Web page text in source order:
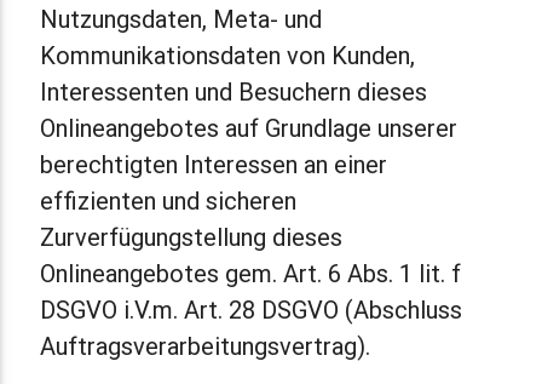
Nutzungsdaten, Meta- und
Kommunikationsdaten von Kunden,
Interessenten und Besuchern dieses
Onlineangebotes auf Grundlage unserer
berechtigten Interessen an einer
effizienten und sicheren
Zurverfügungstellung dieses
Onlineangebotes gem. Art. 6 Abs. 1 lit. f
DSGVO i.V.m. Art. 28 DSGVO (Abschluss
Auftragsverarbeitungsvertrag).